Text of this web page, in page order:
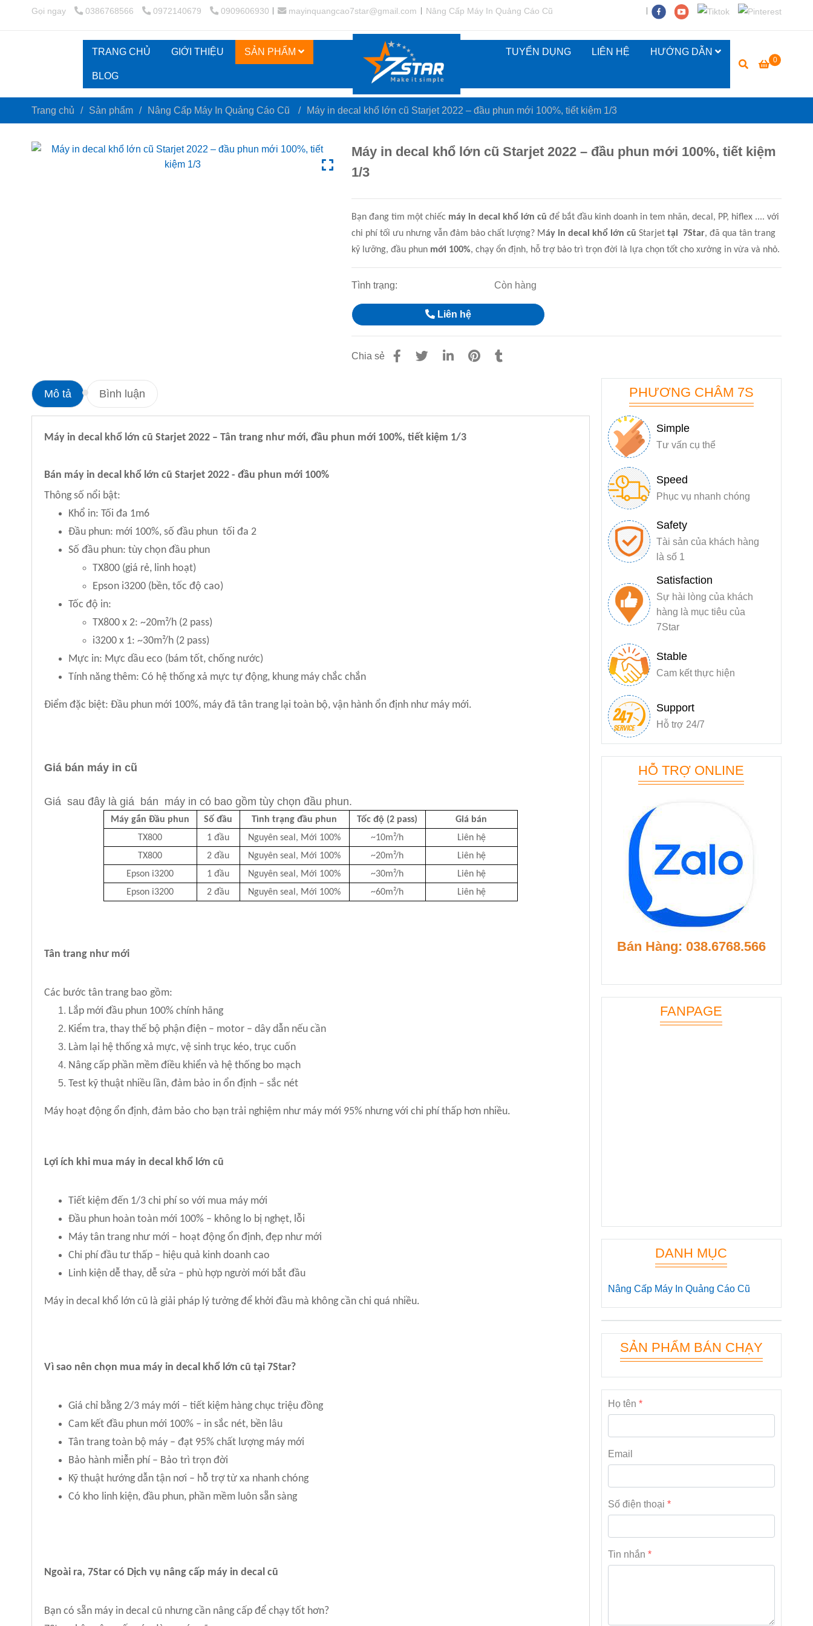
Gọi ngay 0386768566 0972140679 0909606930 mayinquangcao7star@gmail.com Nâng Cấp Máy In Quảng Cáo Cũ
0
TRANG CHỦ GIỚI THIỆU SẢN PHẨM
BLOG
TUYỂN DỤNG LIÊN HỆ HƯỚNG DẪN
Trang chủ / Sản phẩm / Nâng Cấp Máy In Quảng Cáo Cũ / Máy in decal khổ lớn cũ Starjet 2022 – đầu phun mới 100%, tiết kiệm 1/3
Máy in decal khổ lớn cũ Starjet 2022 – đầu phun mới 100%, tiết kiệm
1/3
Bạn đang tìm một chiếc máy in decal khổ lớn cũ để bắt đầu kinh doanh in tem nhãn, decal, PP, hiflex .... với
chi phí tối ưu nhưng vẫn đảm bảo chất lượng? Máy in decal khổ lớn cũStarjettại 7Star, đã qua tân trang
kỹ lưỡng, đầu phun mới 100%, chạy ổn định, hỗ trợ bảo trì trọn đời là lựa chọn tốt cho xưởng in vừa và nhỏ.
Tình trạng: Còn hàng
Liên hệ
Chia sẻ
Mô tả Bình luận
Máy in decal khổ lớn cũ Starjet 2022 – Tân trang như mới, đầu phun mới 100%, tiết kiệm 1/3
Bán máy in decal khổ lớn cũ Starjet 2022 - đầu phun mới 100%
Thông số nổi bật:
Khổ in: Tối đa 1m6
Đầu phun: mới 100%, số đầu phun tối đa 2
Số đầu phun: tùy chọn đầu phun
TX800 (giá rẻ, linh hoạt)
Epson i3200 (bền, tốc độ cao)
Tốc độ in:
TX800 x 2: ~20m²/h (2 pass)
i3200 x 1: ~30m²/h (2 pass)
Mực in: Mực dầu eco (bám tốt, chống nước)
Tính năng thêm: Có hệ thống xả mực tự động, khung máy chắc chắn
Điểm đặc biệt: Đầu phun mới 100%, máy đã tân trang lại toàn bộ, vận hành ổn định như máy mới.
Giá bán máy in cũ
Giá sau đây là giá bán máy in có bao gồm tùy chọn đầu phun.
Máy gắn Đầu phun Số đầu Tình trạng đầu phun Tốc độ (2 pass)
Giá bán
TX800
1 đầu Nguyên seal, Mới 100% ~10m²/h
Liên hệ
TX800
2 đầu Nguyên seal, Mới 100% ~20m²/h
Liên hệ
Epson i3200
1 đầu Nguyên seal, Mới 100% ~30m²/h
Liên hệ
Epson i3200
2 đầu Nguyên seal, Mới 100% ~60m²/h Liên hệ
Tân trang như mới
Các bước tân trang bao gồm:
Lắp mới đầu phun 100% chính hãng
Kiểm tra, thay thế bộ phận điện – motor – dây dẫn nếu cần
Làm lại hệ thống xả mực, vệ sinh trục kéo, trục cuốn
Nâng cấp phần mềm điều khiển và hệ thống bo mạch
Test kỹ thuật nhiều lần, đảm bảo in ổn định – sắc nét
Máy hoạt động ổn định, đảm bảo cho bạn trải nghiệm như máy mới 95% nhưng với chi phí thấp hơn nhiều.
Lợi ích khi mua máy in decal khổ lớn cũ
Tiết kiệm đến 1/3 chi phí so với mua máy mới
Đầu phun hoàn toàn mới 100% – không lo bị nghẹt, lỗi
Máy tân trang như mới – hoạt động ổn định, đẹp như mới
Chi phí đầu tư thấp – hiệu quả kinh doanh cao
Linh kiện dễ thay, dễ sửa – phù hợp người mới bắt đầu
Máy in decal khổ lớn cũ là giải pháp lý tưởng để khởi đầu mà không cần chi quá nhiều.
Vì sao nên chọn mua máy in decal khổ lớn cũ tại 7Star?
Giá chỉ bằng 2/3 máy mới – tiết kiệm hàng chục triệu đồng
Cam kết đầu phun mới 100% – in sắc nét, bền lâu
Tân trang toàn bộ máy – đạt 95% chất lượng máy mới
Bảo hành miễn phí – Bảo trì trọn đời
Kỹ thuật hướng dẫn tận nơi – hỗ trợ từ xa nhanh chóng
Có kho linh kiện, đầu phun, phần mềm luôn sẵn sàng
Ngoài ra, 7Star có Dịch vụ nâng cấp máy in decal cũ
Bạn có sẵn máy in decal cũ nhưng cần nâng cấp để chạy tốt hơn?
PHƯƠNG CHÂM 7S
Simple
Tư vấn cụ thể
Speed
Phục vụ nhanh chóng
Safety
Tài sản của khách hàng
là số 1
Satisfaction
Sự hài lòng của khách
hàng là mục tiêu của
7Star
Stable
Cam kết thực hiện
Support
Hỗ trợ 24/7
HỖ TRỢ ONLINE
Bán Hàng: 038.6768.566
FANPAGE
DANH MỤC
Nâng Cấp Máy In Quảng Cáo Cũ
SẢN PHẨM BÁN CHẠY
Họ tên
Email
Số điện thoại
Tin nhắn